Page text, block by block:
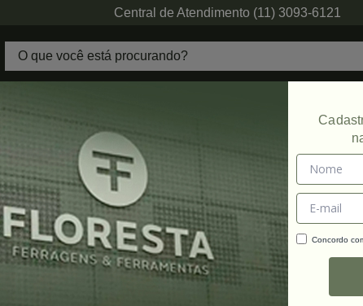
Central de Atendimento (11) 3093-6121
Concordo